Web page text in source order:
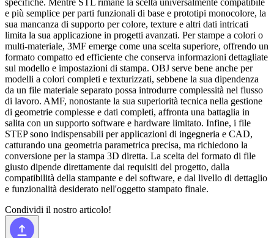
e più semplice per parti funzionali di base e prototipi monocolore, la
sua mancanza di supporto per colore, texture e altri dati intricati
limita la sua applicazione in progetti avanzati. Per stampe a colori o
multi-materiale, 3MF emerge come una scelta superiore, offrendo un
formato compatto ed efficiente che conserva informazioni dettagliate
sul modello e impostazioni di stampa. OBJ serve bene anche per
modelli a colori completi e texturizzati, sebbene la sua dipendenza
da un file materiale separato possa introdurre complessità nel flusso
di lavoro. AMF, nonostante la sua superiorità tecnica nella gestione
di geometrie complesse e dati completi, affronta una battaglia in
salita con un supporto software e hardware limitato. Infine, i file
STEP sono indispensabili per applicazioni di ingegneria e CAD,
catturando una geometria parametrica precisa, ma richiedono la
conversione per la stampa 3D diretta. La scelta del formato di file
giusto dipende direttamente dai requisiti del progetto, dalla
compatibilità della stampante e del software, e dal livello di dettaglio
e funzionalità desiderato nell'oggetto stampato finale.
Condividi il nostro articolo!